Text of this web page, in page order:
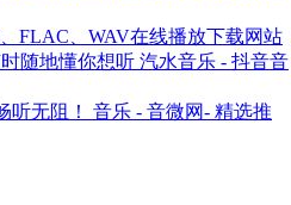
FLAC、WAV在线播放下载网站
汽水音乐 - 抖音音
音乐 - 音微网- 精选推